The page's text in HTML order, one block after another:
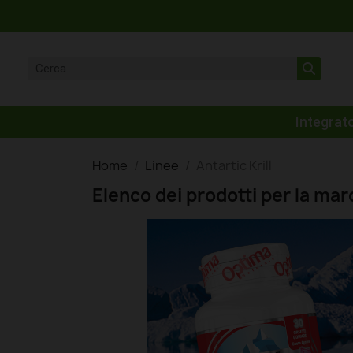
Home Linee
Elenco dei prodotti per la